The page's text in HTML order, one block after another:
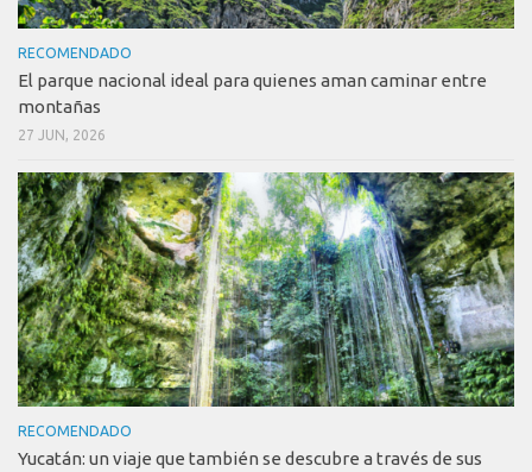
RECOMENDADO
El parque nacional ideal para quienes aman caminar entre
montañas
27 JUN, 2026
RECOMENDADO
Yucatán: un viaje que también se descubre a través de sus